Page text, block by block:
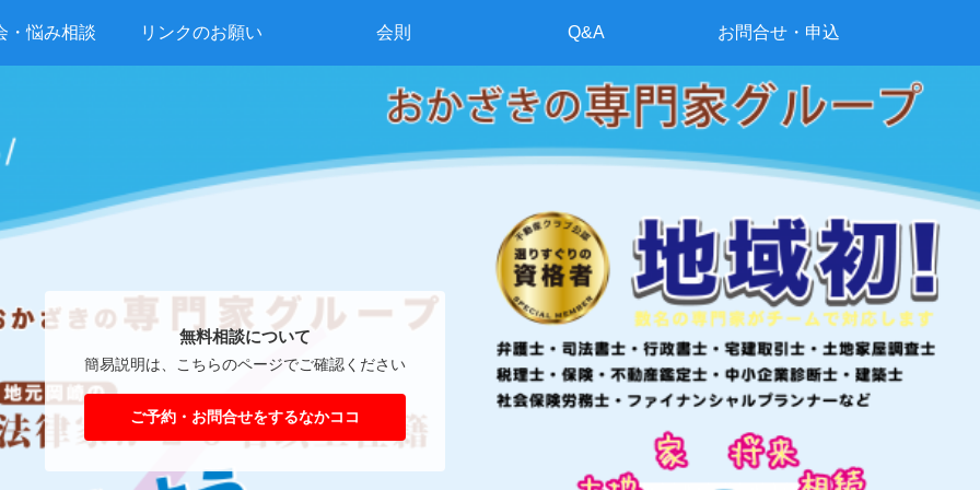
・悩み相談 リンクのお願い 会則 Q&A お問合せ・申込
無料相談について
簡易説明は、こちらのページでご確認ください
ご予約・お問合せをするなかココ